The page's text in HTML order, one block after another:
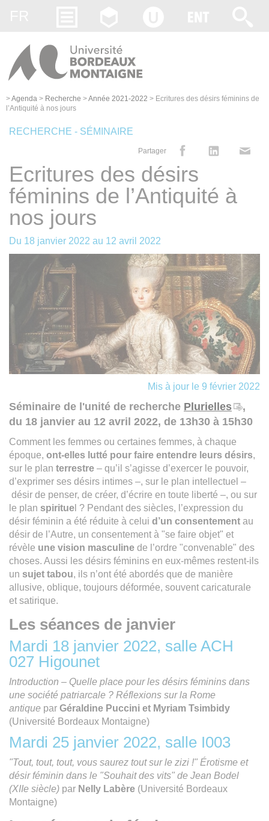
>Agenda > Recherche >Année 2021-2022 > Ecritures des désirs féminins de
l’Antiquité à nos jours
RECHERCHE - SÉMINAIRE
Partager
Ecritures des désirs
féminins de l’Antiquité à
nos jours
Du 18 janvier 2022 au 12 avril 2022
Mis à jour le 9 février 2022
Séminaire de l'unité de recherche Plurielles
,
du 18 janvier au 12 avril 2022, de 13h30 à 15h30
Comment les femmes ou certaines femmes, à chaque
époque, ont-elles lutté pour faire entendre leurs désirs,
sur le plan terrestre – qu’il s’agisse d’exercer le pouvoir,
d’exprimer ses désirs intimes –, sur le plan intellectuel –
désir de penser, de créer, d’écrire en toute liberté –, ou sur
le plan spiritue l ? Pendant des siècles, l’expression du
désir féminin a été réduite à celui d’un consentement au
désir de l’Autre, un consentement à "se faire objet" et
révèle une vision masculine de l’ordre "convenable" des
choses. Aussi les désirs féminins en eux-mêmes restent-ils
un sujet tabou, ils n’ont été abordés que de manière
allusive, oblique, toujours déformée, souvent caricaturale
et satirique.
Les séances de janvier
Mardi 18 janvier 2022, salle ACH
027 Higounet
Introduction – Quelle place pour les désirs féminins dans
une société patriarcale ? Réflexions sur la Rome
antique par Géraldine Puccini et Myriam Tsimbidy
(Université Bordeaux Montaigne)
Mardi 25 janvier 2022, salle I003
"Tout, tout, tout, vous saurez tout sur le zizi !" Érotisme et
désir féminin dans le "Souhait des vits" de Jean Bodel
(XIIe siècle) par Nelly Labère (Université Bordeaux
Montaigne)